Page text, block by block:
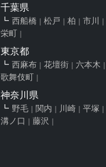
千葉県
西船橋 松戸 柏 市川
栄町
東京都
西麻布 花壇街 六本木
歌舞伎町
神奈川県
野毛 関内 川崎 平塚
溝ノ口
藤沢